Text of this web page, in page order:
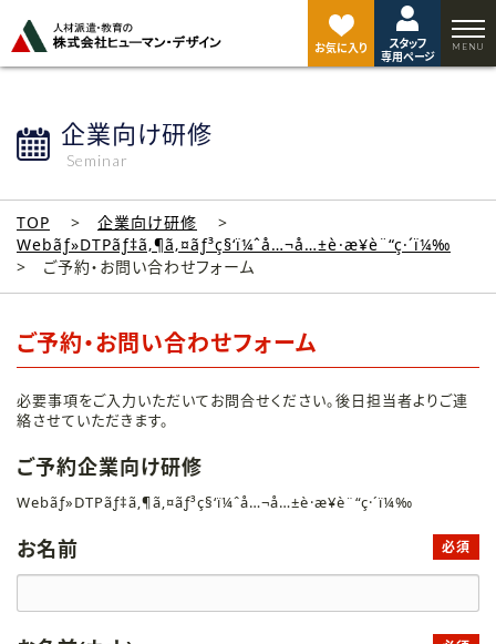
お気に入り
スタッフ
専用ページ
企業向け研修
Seminar
TOP
企業向け研修
Webãƒ»DTPãƒ‡ã‚¶ã‚¤ãƒ³ç§‘ï¼ˆå…¬å…±è·æ¥­è¨“ç·´ï¼‰
ご予約・お問い合わせフォーム
ご予約・お問い合わせフォーム
必要事項をご入力いただいてお問合せください。後日担当者よりご連
絡させていただきます。
ご予約企業向け研修
Webãƒ»DTPãƒ‡ã‚¶ã‚¤ãƒ³ç§‘ï¼ˆå…¬å…±è·æ¥­è¨“ç·´ï¼‰
お名前 必須
ジ
ト